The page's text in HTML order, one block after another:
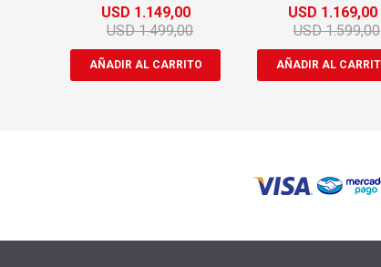
USD 1.149,00
USD 1.499,00
USD 1.169,00
USD 1.599,00